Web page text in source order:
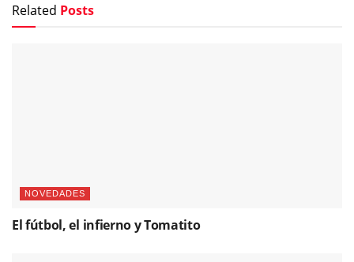
Related Posts
NOVEDADES
El fútbol, el infierno y Tomatito